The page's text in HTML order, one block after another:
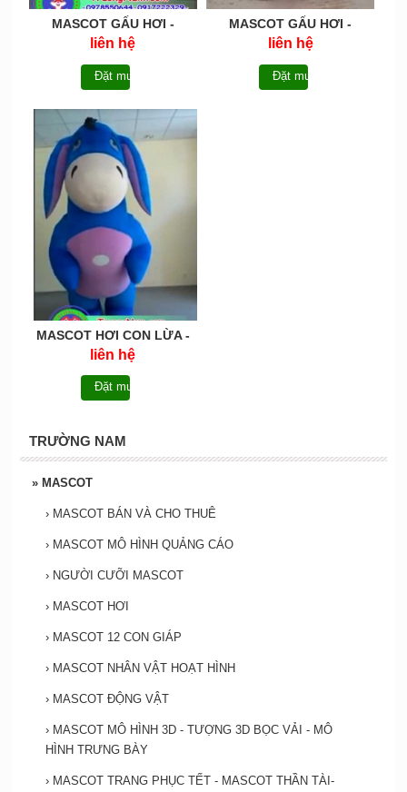
MASCOT GẤU HƠI -
MCHOI009
liên hệ
Đặt mua
MASCOT GẤU HƠI -
MCHOI008
liên hệ
Đặt mua
MASCOT HƠI CON LỪA -
MCHOI007
liên hệ
Đặt mua
TRƯỜNG NAM
» MASCOT
› MASCOT BÁN VÀ CHO THUÊ
› MASCOT MÔ HÌNH QUẢNG CÁO
› NGƯỜI CƯỠI MASCOT
› MASCOT HƠI
› MASCOT 12 CON GIÁP
› MASCOT NHÂN VẬT HOẠT HÌNH
› MASCOT ĐỘNG VẬT
› MASCOT MÔ HÌNH 3D - TƯỢNG 3D BỌC VẢI - MÔ
HÌNH TRƯNG BÀY
› MASCOT TRANG PHỤC TẾT - MASCOT THẦN TÀI-